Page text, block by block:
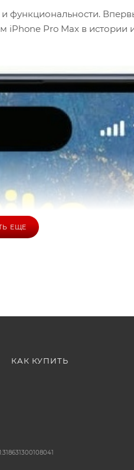
и функциональности.
iPhone Pro Max в
ЕЩЕ
КАК КУПИТЬ